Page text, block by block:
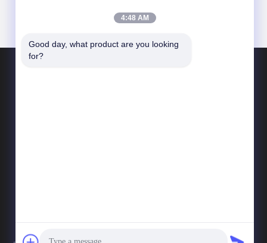
4:48 AM
Good day, what product are you looking
for?